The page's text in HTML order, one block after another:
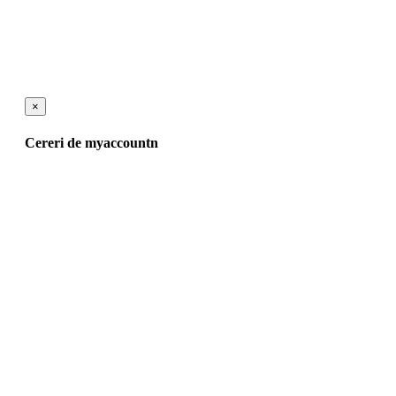
×
Cereri de myaccountn